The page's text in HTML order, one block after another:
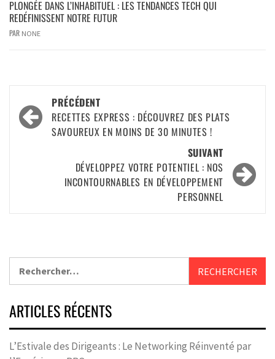
PLONGÉE DANS L’INHABITUEL : LES TENDANCES TECH QUI
REDÉFINISSENT NOTRE FUTUR
PAR NONE
PRÉCÉDENT
RECETTES EXPRESS : DÉCOUVREZ DES PLATS
SAVOUREUX EN MOINS DE 30 MINUTES !
SUIVANT
DÉVELOPPEZ VOTRE POTENTIEL : NOS
INCONTOURNABLES EN DÉVELOPPEMENT
PERSONNEL
ARTICLES RÉCENTS
L’Estivale des Dirigeants : Le Networking Réinventé par